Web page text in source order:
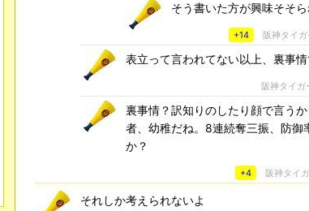
そう書いた方が興味そそ
+14 阪神タイガ
表立って言われてない以上、裏事
阪神タイガ
裏事情？訳知りのしたり顔で言う
者、幼稚だね。8連続奪三振、防御
か？
+4 阪神タイ
それしか考えられないよ